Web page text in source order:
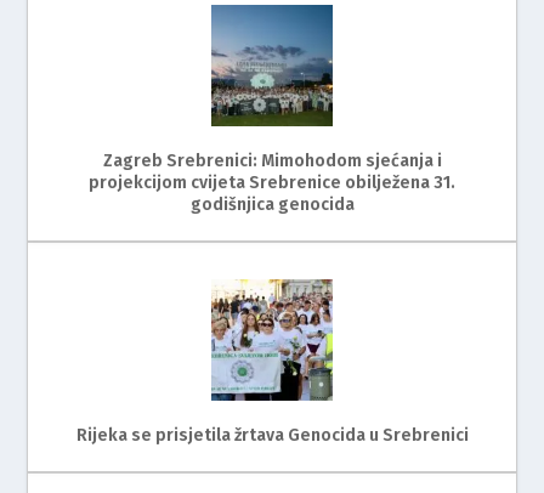
Zagreb Srebrenici: Mimohodom sjećanja i
projekcijom cvijeta Srebrenice obilježena 31.
godišnjica genocida
Rijeka se prisjetila žrtava Genocida u Srebrenici